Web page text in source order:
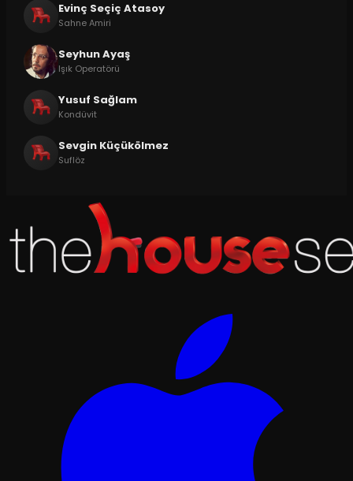
Evinç Seçiç Atasoy
Sahne Amiri
Seyhun Ayaş
Işık Operatörü
Yusuf Sağlam
Kondüvit
Sevgin Küçükölmez
Suflöz